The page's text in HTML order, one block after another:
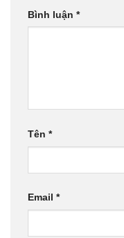
Bình luận *
Tên *
Email *